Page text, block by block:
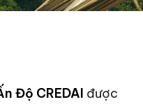
Độ CREDAI được